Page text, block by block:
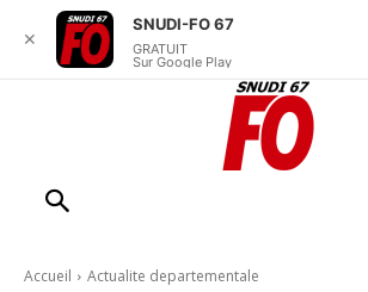
Accueil Actualite departementale
✕
SNUDI-FO 67
GRATUIT
Sur Google Play